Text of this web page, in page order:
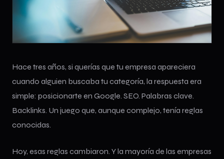
Hace tres años, si querías que tu empresa apareciera
cuando alguien buscaba tu categoría, la respuesta era
simple: posicionarte en Google. SEO. Palabras clave.
Backlinks. Un juego que, aunque complejo, tenía reglas
conocidas.
Hoy, esas reglas cambiaron. Y la mayoría de las empresas